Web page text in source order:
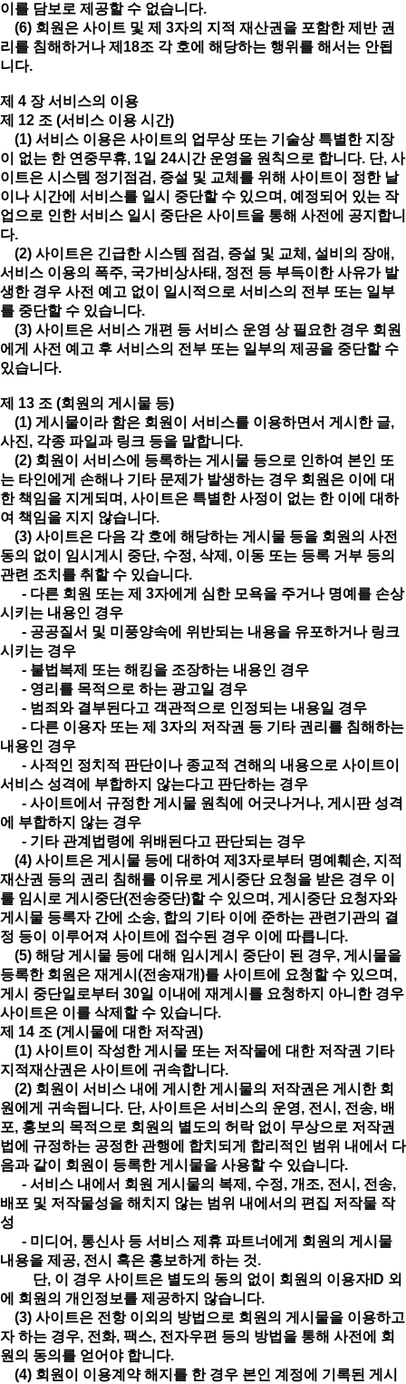
이를 담보로 제공할 수 없습니다.
(6) 회원은 사이트 및 제 3자의 지적 재산권을 포함한 제반 권
리를 침해하거나 제18조 각 호에 해당하는 행위를 해서는 안됩
니다.
제 4 장 서비스의 이용
제 12 조 (서비스 이용 시간)
(1) 서비스 이용은 사이트의 업무상 또는 기술상 특별한 지장
이 없는 한 연중무휴, 1일 24시간 운영을 원칙으로 합니다. 단, 사
이트은 시스템 정기점검, 증설 및 교체를 위해 사이트이 정한 날
이나 시간에 서비스를 일시 중단할 수 있으며, 예정되어 있는 작
업으로 인한 서비스 일시 중단은 사이트을 통해 사전에 공지합니
다.
(2) 사이트은 긴급한 시스템 점검, 증설 및 교체, 설비의 장애,
서비스 이용의 폭주, 국가비상사태, 정전 등 부득이한 사유가 발
생한 경우 사전 예고 없이 일시적으로 서비스의 전부 또는 일부
를 중단할 수 있습니다.
(3) 사이트은 서비스 개편 등 서비스 운영 상 필요한 경우 회원
에게 사전 예고 후 서비스의 전부 또는 일부의 제공을 중단할 수
있습니다.
제 13 조 (회원의 게시물 등)
(1) 게시물이라 함은 회원이 서비스를 이용하면서 게시한 글,
사진, 각종 파일과 링크 등을 말합니다.
(2) 회원이 서비스에 등록하는 게시물 등으로 인하여 본인 또
는 타인에게 손해나 기타 문제가 발생하는 경우 회원은 이에 대
한 책임을 지게되며, 사이트은 특별한 사정이 없는 한 이에 대하
여 책임을 지지 않습니다.
(3) 사이트은 다음 각 호에 해당하는 게시물 등을 회원의 사전
동의 없이 임시게시 중단, 수정, 삭제, 이동 또는 등록 거부 등의
관련 조치를 취할 수 있습니다.
- 다른 회원 또는 제 3자에게 심한 모욕을 주거나 명예를 손상
시키는 내용인 경우
- 공공질서 및 미풍양속에 위반되는 내용을 유포하거나 링크
시키는 경우
- 불법복제 또는 해킹을 조장하는 내용인 경우
- 영리를 목적으로 하는 광고일 경우
- 범죄와 결부된다고 객관적으로 인정되는 내용일 경우
- 다른 이용자 또는 제 3자의 저작권 등 기타 권리를 침해하는
내용인 경우
- 사적인 정치적 판단이나 종교적 견해의 내용으로 사이트이
서비스 성격에 부합하지 않는다고 판단하는 경우
- 사이트에서 규정한 게시물 원칙에 어긋나거나, 게시판 성격
에 부합하지 않는 경우
- 기타 관계법령에 위배된다고 판단되는 경우
(4) 사이트은 게시물 등에 대하여 제3자로부터 명예훼손, 지적
재산권 등의 권리 침해를 이유로 게시중단 요청을 받은 경우 이
를 임시로 게시중단(전송중단)할 수 있으며, 게시중단 요청자와
게시물 등록자 간에 소송, 합의 기타 이에 준하는 관련기관의 결
정 등이 이루어져 사이트에 접수된 경우 이에 따릅니다.
(5) 해당 게시물 등에 대해 임시게시 중단이 된 경우, 게시물을
등록한 회원은 재게시(전송재개)를 사이트에 요청할 수 있으며,
게시 중단일로부터 30일 이내에 재게시를 요청하지 아니한 경우
사이트은 이를 삭제할 수 있습니다.
제 14 조 (게시물에 대한 저작권)
(1) 사이트이 작성한 게시물 또는 저작물에 대한 저작권 기타
지적재산권은 사이트에 귀속합니다.
(2) 회원이 서비스 내에 게시한 게시물의 저작권은 게시한 회
원에게 귀속됩니다. 단, 사이트은 서비스의 운영, 전시, 전송, 배
포, 홍보의 목적으로 회원의 별도의 허락 없이 무상으로 저작권
법에 규정하는 공정한 관행에 합치되게 합리적인 범위 내에서 다
음과 같이 회원이 등록한 게시물을 사용할 수 있습니다.
- 서비스 내에서 회원 게시물의 복제, 수정, 개조, 전시, 전송,
배포 및 저작물성을 해치지 않는 범위 내에서의 편집 저작물 작
성
- 미디어, 통신사 등 서비스 제휴 파트너에게 회원의 게시물
내용을 제공, 전시 혹은 홍보하게 하는 것.
단, 이 경우 사이트은 별도의 동의 없이 회원의 이용자ID 외
에 회원의 개인정보를 제공하지 않습니다.
(3) 사이트은 전항 이외의 방법으로 회원의 게시물을 이용하고
자 하는 경우, 전화, 팩스, 전자우편 등의 방법을 통해 사전에 회
원의 동의를 얻어야 합니다.
(4) 회원이 이용계약 해지를 한 경우 본인 계정에 기록된 게시